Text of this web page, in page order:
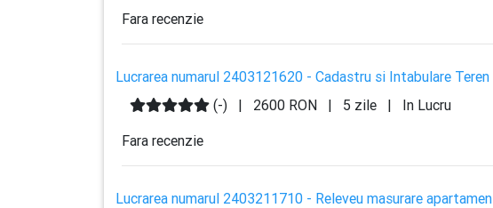
Fara recenzie
Lucrarea numarul 2403121620 - Cadastru si Intabulare
(-)
| 2600 RON | 5 zile |
In Lucru
Fara recenzie
Lucrarea numarul 2403211710 - Releveu masurare